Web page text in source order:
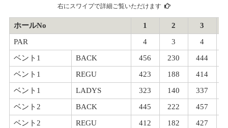
右にスワイプで詳細ご覧いただけます
ホールNo 1 2
3
PAR
4 3
4
ベント1
BACK 456 230 444
ベント1
REGU 423 188 414
ベント1
LADYS 323 140 337
ベント2
BACK 445 222 457
ベント2
REGU 412 182 427